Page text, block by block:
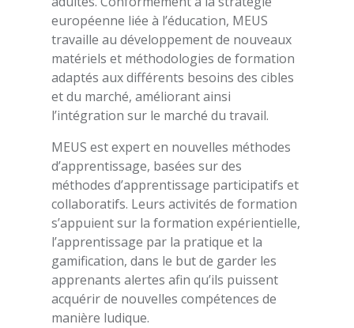
européenne liée à l’éducation, MEUS
travaille au développement de nouveaux
matériels et méthodologies de formation
adaptés aux différents besoins des cibles
et du marché, améliorant ainsi
l’intégration sur le marché du travail.
MEUS est expert en nouvelles méthodes
d’apprentissage, basées sur des
méthodes d’apprentissage participatifs et
collaboratifs. Leurs activités de formation
s’appuient sur la formation expérientielle,
l’apprentissage par la pratique et la
gamification, dans le but de garder les
apprenants alertes afin qu’ils puissent
acquérir de nouvelles compétences de
manière ludique.